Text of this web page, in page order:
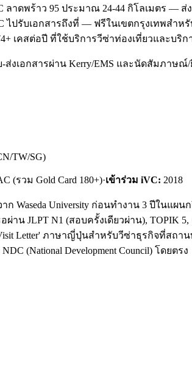
าดพร้าว 95 ประมาณ 24-44 กิโลเมตร — ส่ง
ปรับเอกสารถึงที่ — ฟรีในเขตกรุงเทพสำหรั
เคสต่อปี ที่ใช้บริการวีซ่าท่องเที่ยวและบริก
งเอกสารผ่าน Kerry/EMS และนัดสัมภาษณ์
TW/SG)
(รวม Gold Card 180+)·เข้าร่วม iVC: 2018
ก Waseda University ก่อนทำงาน 3 ปีในแผ
าน JLPT N1 (สอบครั้งเดียวผ่าน),
Letter' ภาษาญี่ปุ่นสำหรับวีซ่าธุรกิจที่สถา
(National Development Council) โดยตรง